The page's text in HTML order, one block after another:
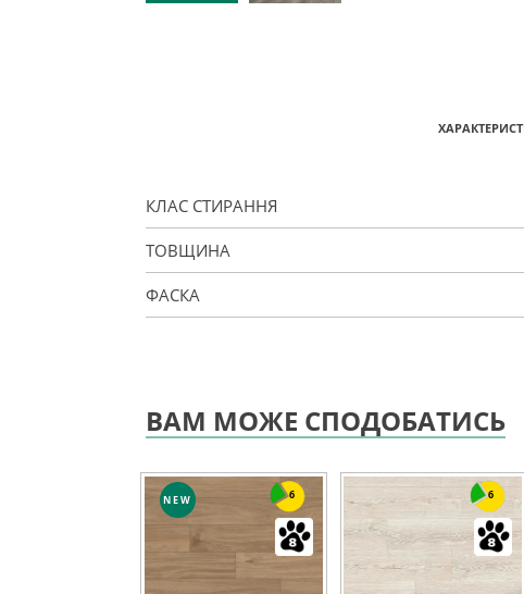
КЛАС СТИРАННЯ
ТОВЩИНА
ФАСКА
ВАМ МОЖЕ СПОДОБАТИСЬ
NEW 6 6